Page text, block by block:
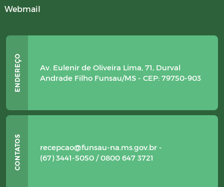
Webmail
Av. Eulenir de Oliveira Lima, 71, Durval
Andrade Filho Funsau/MS - CEP: 79750-903
recepcao@funsau-na.ms.gov.br -
(67) 3441-5050 / 0800 647 3721